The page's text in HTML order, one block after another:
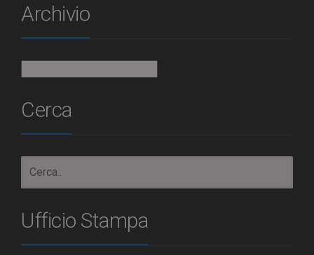
Archivio
Cerca
Ufficio Stampa